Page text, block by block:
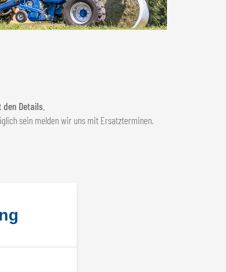
Details.
sein melden wir uns mit Ersatzterminen.